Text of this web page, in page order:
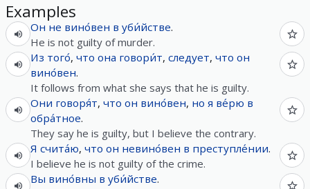
Examples
Он не вино́вен в уби́йстве.
He is not guilty of murder.
Из того́, что она говори́т, следует, что он
вино́вен.
It follows from what she says that he is guilty.
Они говоря́т, что он вино́вен, но я ве́рю в
обра́тное.
They say he is guilty, but I believe the contrary.
Я счита́ю, что он невино́вен в преступле́нии.
I believe he is not guilty of the crime.
Вы вино́вны в уби́йстве.